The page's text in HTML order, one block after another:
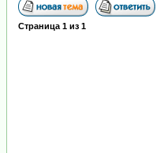
Страница 1 из 1